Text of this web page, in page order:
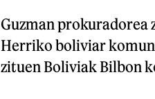
Guzman prokuradorea
Herriko boliviar
zituen Boliviak Bilbon